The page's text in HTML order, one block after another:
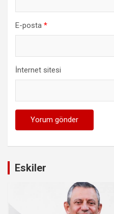
E-posta *
İnternet sitesi
Eskiler